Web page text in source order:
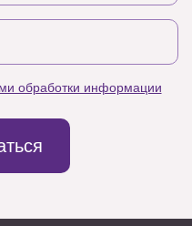
обработки информации